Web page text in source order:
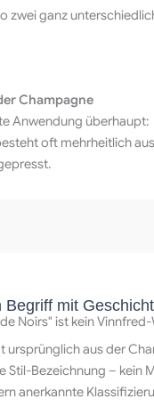
zwei ganz
Champagne
Anwendung überhaupt:
oft mehrheitlich
Begriff mit
Noirs" ist kein
ursprünglich aus der
Stil-Bezeichnung – kein
anerkannte